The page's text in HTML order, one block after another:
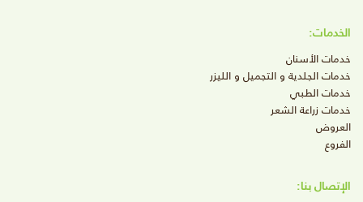
الخدمات:
خدمات الأسنان
خدمات الجلدية و التجميل و الليزر
خدمات الطبي
خدمات زراعة الشعر
العروض
الفروع
الإتصال بنا: